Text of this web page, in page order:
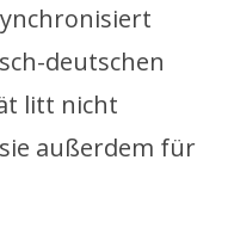
deutschen
litt nicht
außerdem für